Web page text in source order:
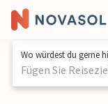
Wo würdest du gerne
Fügen Sie
1 / 40